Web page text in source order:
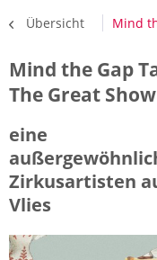
Übersicht Mind
Mind the Gap
The Great Show
eine
Zirkusartisten
Vlies